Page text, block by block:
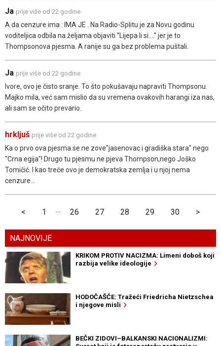
Ja prije više od 22 godine
A da cenzure ima : IMA JE . Na Radio-Splitu je za Novu godinu
voditeljica odbila na željama objaviti ''Lijepa li si....'' jer je to
Thompsonova pjesma. A ranije su ga bez problema puštali.
Ja prije više od 22 godine
Ivore, ovo je čisto sranje. To što pokušavaju napraviti Thompsonu.
Majko mila, već sam mislio da su vremena ovakovih harangi iza nas,
ali sam se očito prevario.
hrkljuš prije više od 22 godine
Ka o prvo ova pjesma se ne zove"jasenovac i gradiška stara" nego
"Crna egija"! Drugo tu pjesmu ne pjeva Thompson,nego Joško
Tomičić. I kao treće ovo je demokratska zemlja i u njoj nema
cenzure...
< 1 … 26 27 28 29 30 >
NAJNOVIJE
KRIKOM PROTIV NACIZMA: Limeni doboš koji
razbija velike ideologije
HODOČAŠĆE: Tražeći Friedricha Nietzschea
i njegove misli
BEČKI ZIDOVI–BALKANSKI NACIONALIZMI: